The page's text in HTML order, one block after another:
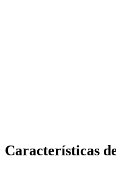
Características